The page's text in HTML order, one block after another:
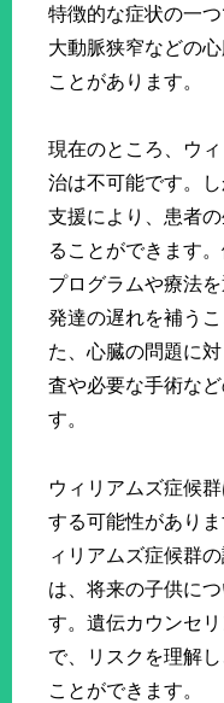
特徴的な症状の一
大動脈狭窄などの
ことがあります。
現在のところ、ウ
治は不可能です。
支援により、患者
ることができます
プログラムや療法
発達の遅れを補う
た、心臓の問題に
査や必要な手術な
す。
ウィリアムズ症候
する可能性があり
ィリアムズ症候群
は、将来の子供に
す。遺伝カウンセ
で、リスクを理解
ことができます。